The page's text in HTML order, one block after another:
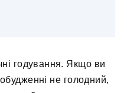
годування. Якщо ви
не голодний,